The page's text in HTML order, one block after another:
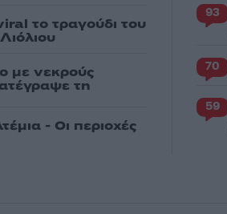
το τραγούδι του
με νεκρούς
τη
- Οι περιοχές
93
70
59